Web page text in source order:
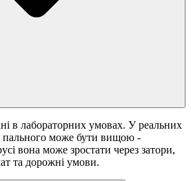
в лабораторних умовах. У реальних
пального може бути вищою -
вона може зростати через затори,
та дорожні умови.